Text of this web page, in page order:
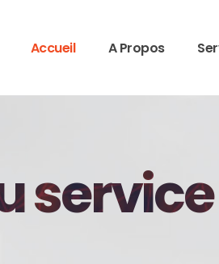
Accueil A Propos